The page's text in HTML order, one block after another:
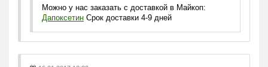
Можно у нас заказать с доставкой в Майкоп:
Дапоксетин Срок доставки 4-9 дней